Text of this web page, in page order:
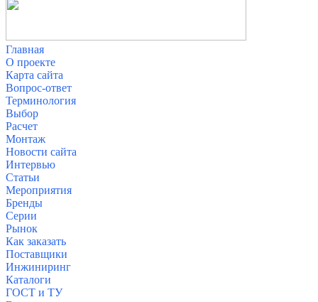
Главная
О проекте
Карта сайта
Вопрос-ответ
Терминология
Выбор
Расчет
Монтаж
Новости сайта
Интервью
Статьи
Мероприятия
Бренды
Серии
Рынок
Как заказать
Поставщики
Инжиниринг
Каталоги
ГОСТ и ТУ